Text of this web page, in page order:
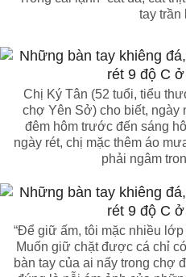
tay trần
Chị Ký Tân (52 tuổi, tiểu
chợ Yên Sở) cho biết, ngày
đêm hôm trước đến sáng
ngày rét, chị mặc thêm áo
phải ngâm
“Để giữ ấm, tôi mặc nhiều
Muốn giữ chặt được cá chỉ
bàn tay của ai nấy trong chợ